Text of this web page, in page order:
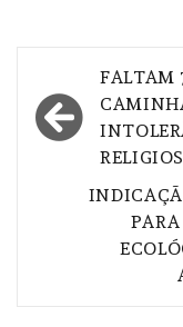
de
Post
FALTAM